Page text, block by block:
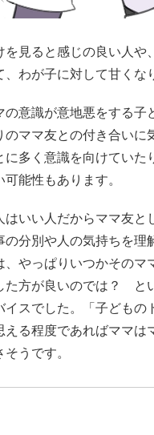
を見ると感じの良い人や
、わが子に対して甘くな
の意識が意地悪をする
のママ友との付き合い
に多く意識を向けてい
可能性もあります。
はいい人だからママ友と
の分別や人の気持ちを
、やっぱりいつかその
た方が良いのでは？ と
イスでした。「子どもの
える程度であればママは
うです。